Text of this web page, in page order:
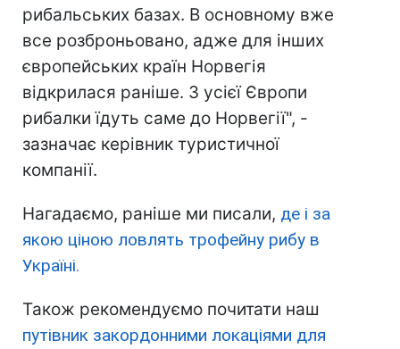
рибальських базах. В основному вже
все розброньовано, адже для інших
європейських країн Норвегія
відкрилася раніше. З усієї Європи
рибалки їдуть саме до Норвегії", -
зазначає керівник туристичної
компанії.
Нагадаємо, раніше ми писали, де і за
якою ціною ловлять трофейну рибу в
Україні.
Також рекомендуємо почитати наш
путівник закордонними локаціями для